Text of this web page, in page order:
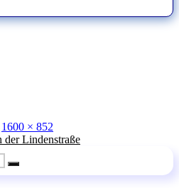
Originalgröße
1600 × 852
der Lindenstraße
Suchen